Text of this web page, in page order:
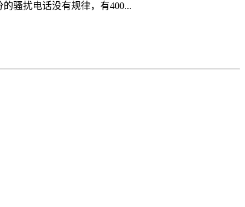
骚扰电话没有规律，有400...